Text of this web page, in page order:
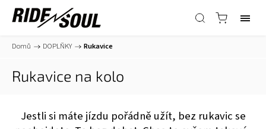
Domů / DOPLŇKY / Rukavice
Rukavice na kolo
Jestli si máte jízdu pořádně užít, bez rukavic se